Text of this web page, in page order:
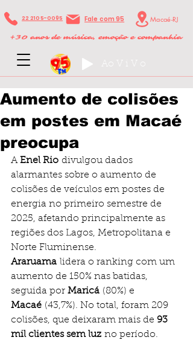
22 2105-0095 Fale com 95 Macaé-RJ
+30 anos de música, emoção e companhia
Ao V i V o
Aumento de colisões
em postes em Macaé
preocupa
A Enel Rio divulgou dados
alarmantes sobre o aumento de
colisões de veículos em postes de
energia no primeiro semestre de
2025, afetando principalmente as
regiões dos Lagos, Metropolitana e
Norte Fluminense.
Araruama lidera o ranking com um
aumento de 150% nas batidas,
seguida por Maricá (80%) e
Macaé (43,7%). No total, foram 209
colisões, que deixaram mais de 93
mil clientes sem luz no período.